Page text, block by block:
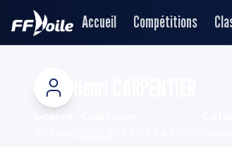
Accueil Compétitions